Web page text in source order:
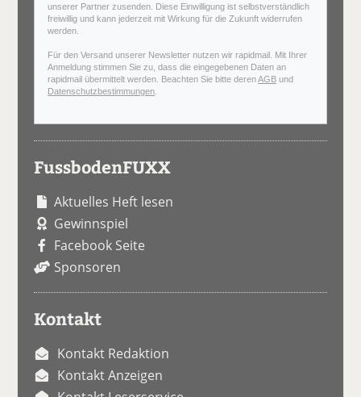
unserer Partner zusenden. Diese Einwilligung ist selbstverständlich
freiwillig und kann jederzeit mit Wirkung für die Zukunft widerrufen
werden.
Für den Versand unserer Newsletter nutzen wir rapidmail. Mit Ihrer
Anmeldung stimmen Sie zu, dass die eingegebenen Daten an
rapidmail übermittelt werden. Beachten Sie bitte derenAGB und
Datenschutzbestimmungen
FussbodenFUXX
Aktuelles Heft lesen
Gewinnspiel
Facebook Seite
Sponsoren
Kontakt
Kontakt Redaktion
Kontakt Anzeigen